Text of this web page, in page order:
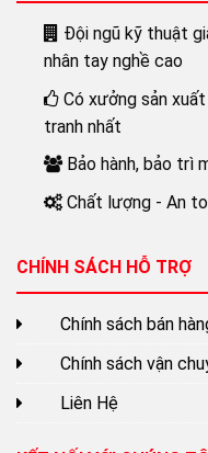
Đội ngũ kỹ thuật
nhân tay nghề cao
Có xưởng sản
tranh nhất
Bảo hành, bảo trì
Chất lượng - An
CHÍNH SÁCH HỖ TRỢ
Chính sách bán
Chính sách vận
Liên Hệ